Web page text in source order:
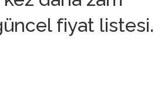
fiyat listesi.